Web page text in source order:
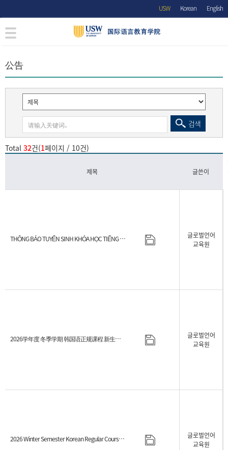
USW Korean English
公告
검색
Total 32건(1페이지 / 10건)
제목 글쓴이
THÔNG BÁO TUYỂN SINH KHÓA HỌC TIẾNG HÀN KỲ MÙA ĐÔNG 2026
글로벌언어
교육원
2026学年度 冬季学期 韩国语正规课程 新生招生日程指南
글로벌언어
교육원
2026 Winter Semester Korean Regular Course Admission Schedule
글로벌언어
교육원